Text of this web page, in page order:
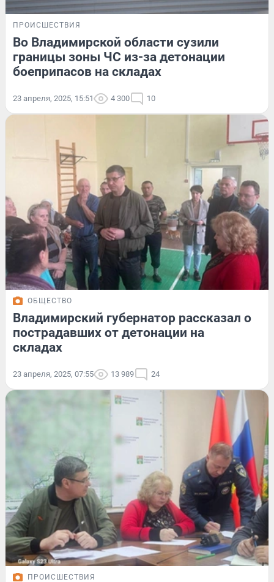
ПРОИСШЕСТВИЯ
Во Владимирской области сузили
границы зоны ЧС из-за детонации
боеприпасов на складах
23 апреля, 2025, 15:51 4 300 10
ОБЩЕСТВО
Владимирский губернатор рассказал о
пострадавших от детонации на
складах
23 апреля, 2025, 07:55 13 989 24
ПРОИСШЕСТВИЯ